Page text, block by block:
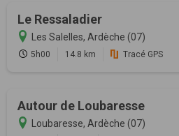
Le Ressaladier
Les Salelles, Ardèche (07)
5h00 14.8 km Tracé GPS
Autour de Loubaresse
Loubaresse, Ardèche (07)